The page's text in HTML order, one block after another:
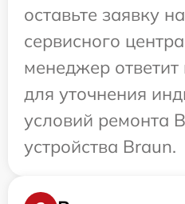
оставьте заявку
сервисного
менеджер
для уточнения
условий ремонта
устройства Braun.